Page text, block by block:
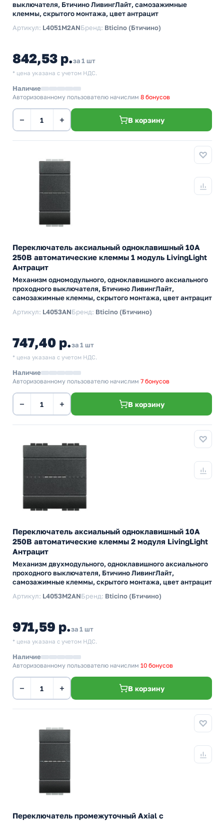
выключателя, Бтичино ЛивингЛайт, самозажимные
клеммы, скрытого монтажа, цвет антрацит
Артикул: L4051M2ANБренд: Bticino (Бтичино)
842,53 р.за 1 шт
* цена указана с учетом НДС.
Наличие
Авторизованному пользователю начислим 8 бонусов
− + В корзину
Переключатель аксиальный одноклавишный 10А
250В автоматические клеммы 1 модуль LivingLight
Антрацит
Механизм одномодульного, одноклавишного аксиального
проходного выключателя, Бтичино ЛивингЛайт,
самозажимные клеммы, скрытого монтажа, цвет антрацит
Артикул: L4053ANБренд: Bticino (Бтичино)
747,40 р.за 1 шт
* цена указана с учетом НДС.
Наличие
Авторизованному пользователю начислим 7 бонусов
− + В корзину
Переключатель аксиальный одноклавишный 10А
250В автоматические клеммы 2 модуля LivingLight
Антрацит
Механизм двухмодульного, одноклавишного аксиального
проходного выключателя, Бтичино ЛивингЛайт,
самозажимные клеммы, скрытого монтажа, цвет антрацит
Артикул: L4053M2ANБренд: Bticino (Бтичино)
971,59 р.за 1 шт
* цена указана с учетом НДС.
Наличие
Авторизованному пользователю начислим 10 бонусов
− + В корзину
Переключатель промежуточный Axial с